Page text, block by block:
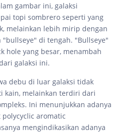
gambar ini, galaksi
topi sombrero seperti yang
melainkan lebih mirip dengan
di tengah. "Bullseye"
hole yang besar, menambah
galaksi ini.
debu di luar galaksi tidak
kain, melainkan terdiri dari
Ini menunjukkan adanya
aromatic
mengindikasikan adanya